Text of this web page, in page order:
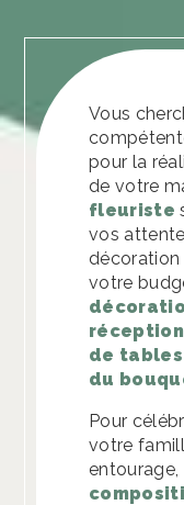
Vous
pour la
de votre
fleuriste
vos
décoration
votre
réception
de tables
du
Pour
votre
entourage,